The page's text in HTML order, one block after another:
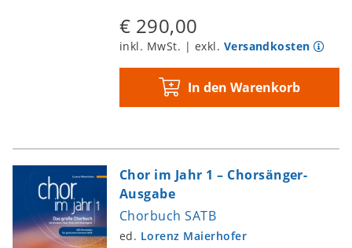
€ 290,00
inkl. MwSt. | exkl. Versandkosten
In den Warenkorb
Chor im Jahr 1 – Chorsänger-
Ausgabe
Chorbuch SATB
ed. Lorenz Maierhofer